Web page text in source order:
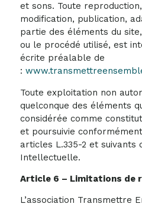
et sons. Toute
modification, publication,
partie des éléments du
ou le procédé utilisé, est
écrite préalable de
:
Toute exploitation non
quelconque des éléments
considérée comme
et poursuivie
articles L.335-2 et suivants
Intellectuelle.
Article 6 – Limitations de
L’association Transmettre